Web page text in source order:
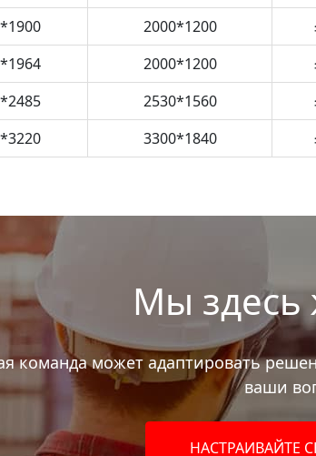
2000*1200
2000*1200
2530*1560
3300*1840
Мы здесь
команда может адаптировать
ваши
НАСТРАИВАЙТЕ